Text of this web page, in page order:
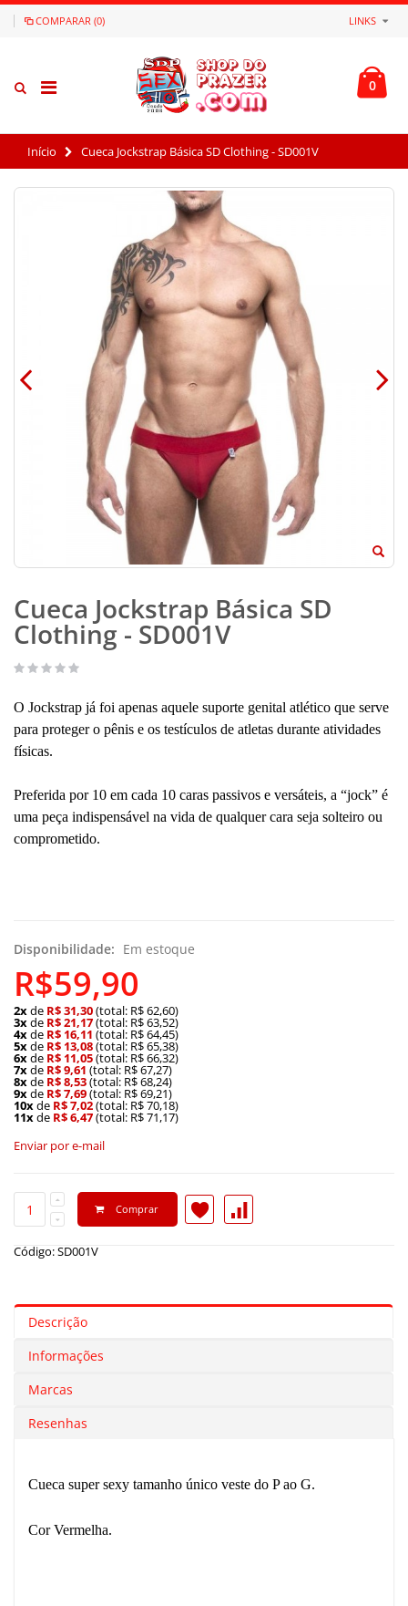
COMPARAR (0) LINKS
0
Início Cueca Jockstrap Básica SD Clothing - SD001V
Cueca Jockstrap Básica SD
Clothing - SD001V
O Jockstrap já foi apenas aquele suporte genital atlético que serve
para proteger o pênis e os testículos de atletas durante atividades
físicas.
Preferida por 10 em cada 10 caras passivos e versáteis, a “jock” é
uma peça indispensável na vida de qualquer cara seja solteiro ou
comprometido.
Disponibilidade: Em estoque
R$59,90
2xde R$ 31,30(total: R$ 62,60)
3xde R$ 21,17(total: R$ 63,52)
4xde R$ 16,11 (total: R$ 64,45)
5xde R$ 13,08(total: R$ 65,38)
6xde R$ 11,05(total: R$ 66,32)
7xde R$ 9,61 (total: R$ 67,27)
8xde R$ 8,53(total: R$ 68,24)
9xde R$ 7,69(total: R$ 69,21)
10xde R$ 7,02(total: R$ 70,18)
11xde R$ 6,47(total: R$ 71,17)
Enviar por e-mail
Comprar
Código: SD001V
Descrição
Informações
Marcas
Resenhas
Cueca super sexy tamanho único veste do P ao G.
Cor Vermelha.